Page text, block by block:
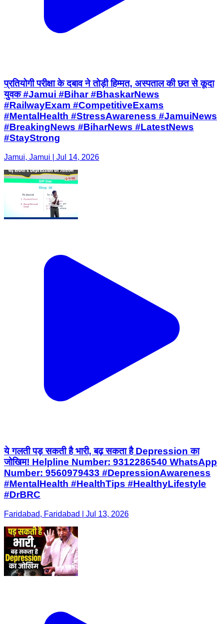
प्रतियोगी परीक्षा के दबाव ने तोड़ी हिम्मत, अस्पताल की छत से कूदा
युवक #Jamui #Bihar #BhaskarNews
#RailwayExam #CompetitiveExams
#MentalHealth #StressAwareness #JamuiNews
#BreakingNews #BiharNews #LatestNews
#StayStrong
Jamui, Jamui | Jul 14, 2026
ये गलती पड़ सकती है भारी, बढ़ सकता है Depression का
जोखिम! Helpline Number: 9312286540 WhatsApp
Number: 9560979433 #DepressionAwareness
#MentalHealth #HealthTips #HealthyLifestyle
#DrBRC
Faridabad, Faridabad | Jul 13, 2026